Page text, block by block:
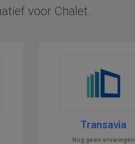
voor Chalet.
Transavia
Nog geen ervaringen